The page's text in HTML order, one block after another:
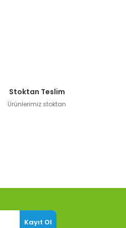
Stoktan Teslim
Ürünlerimiz stoktan
Kayıt Ol